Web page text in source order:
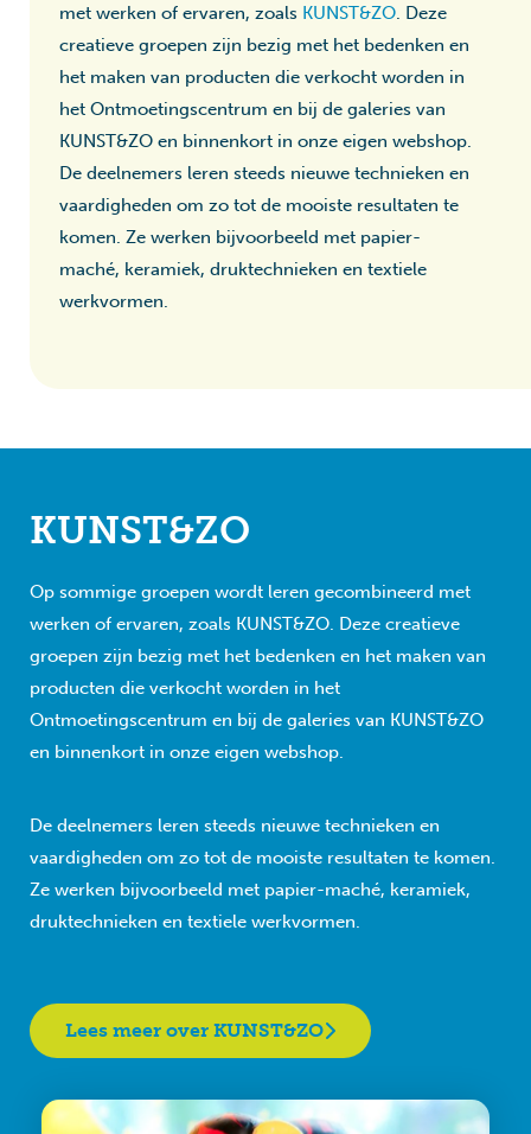
met werken of ervaren, zoals KUNST&ZO. Deze
creatieve groepen zijn bezig met het bedenken en
het maken van producten die verkocht worden in
het Ontmoetingscentrum en bij de galeries van
KUNST&ZO en binnenkort in onze eigen webshop.
De deelnemers leren steeds nieuwe technieken en
vaardigheden om zo tot de mooiste resultaten te
komen. Ze werken bijvoorbeeld met papier-
maché, keramiek, druktechnieken en textiele
werkvormen.
KUNST&ZO
Op sommige groepen wordt leren gecombineerd met
werken of ervaren, zoals KUNST&ZO. Deze creatieve
groepen zijn bezig met het bedenken en het maken van
producten die verkocht worden in het
Ontmoetingscentrum en bij de galeries van KUNST&ZO
en binnenkort in onze eigen webshop.
De deelnemers leren steeds nieuwe technieken en
vaardigheden om zo tot de mooiste resultaten te komen.
Ze werken bijvoorbeeld met papier-maché, keramiek,
druktechnieken en textiele werkvormen.
Lees meer over KUNST&ZO